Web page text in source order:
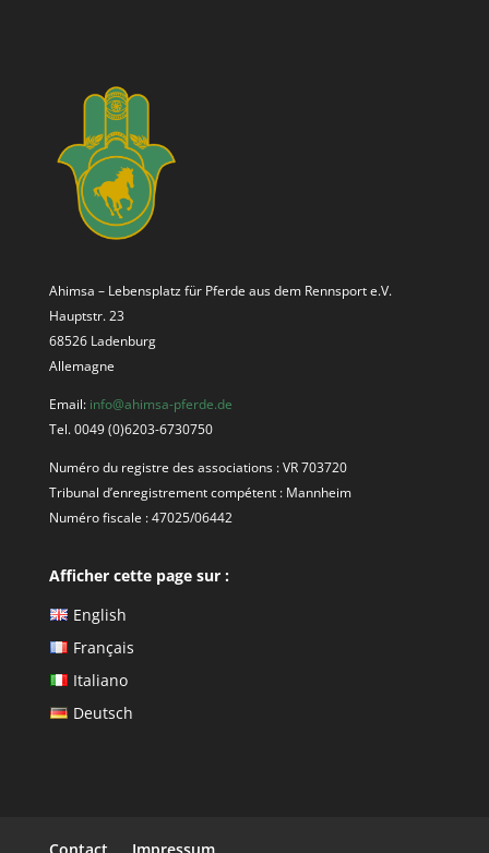
Ahimsa – Lebensplatz für Pferde aus dem Rennsport e.V.
Hauptstr. 23
68526 Ladenburg
Allemagne
Email: info@ahimsa-pferde.de
Tel. 0049 (0)6203-6730750
Numéro du registre des associations : VR 703720
Tribunal d’enregistrement compétent : Mannheim
Numéro fiscale :47025/06442
Afficher cette page sur :
English
Français
Italiano
Deutsch